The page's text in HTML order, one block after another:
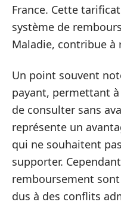
France. Cette
système de
Maladie, contribue à
Un point souvent
payant, permettant
de consulter sans
représente un
qui ne souhaitent
supporter.
remboursement
dus à des conflits